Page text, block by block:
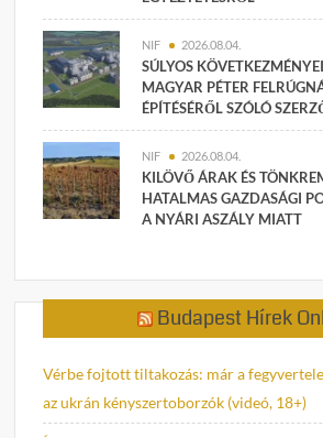
NIF 2026.08.04.
SÚLYOS
MAGYAR PÉTER
ÉPÍTÉSÉRŐL SZÓLÓ
NIF 2026.08.04.
KILÖVŐ ÁRAK ÉS
HATALMAS GAZDASÁGI
A NYÁRI ASZÁLY MIATT
Budapest Hírek
Vérbe fojtott tiltakozás: már a
az ukrán kényszertoborzók (videó, 18+)